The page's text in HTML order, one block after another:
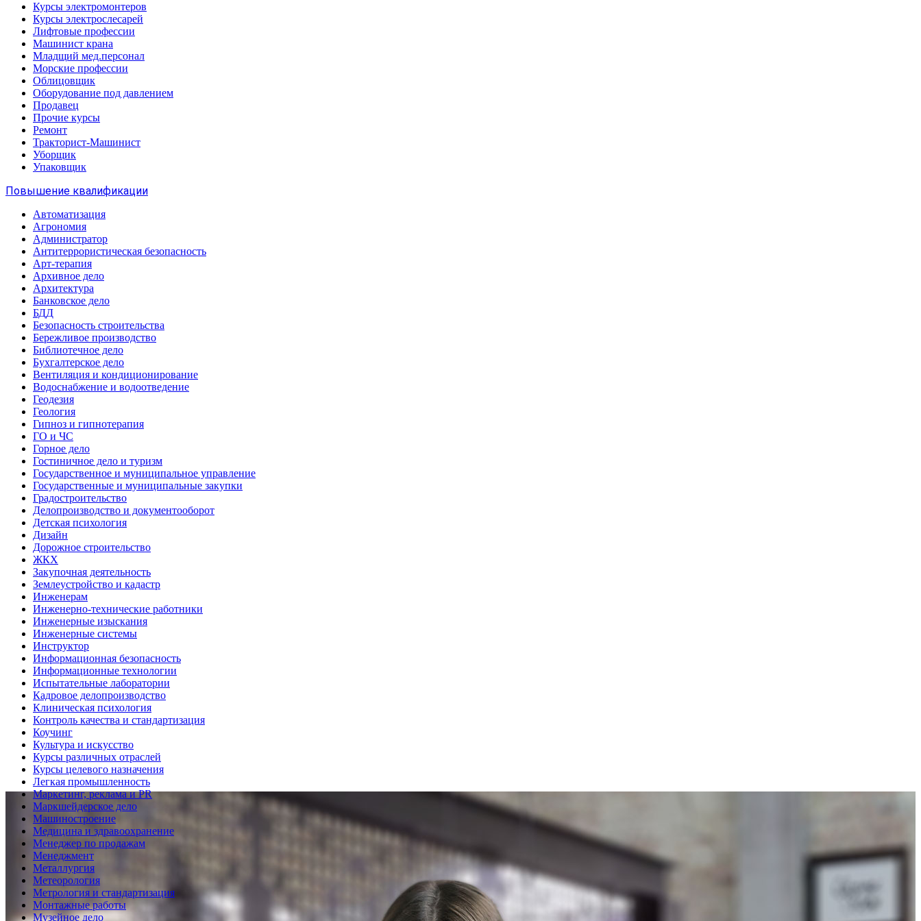
Курсы электромонтеров
Курсы электрослесарей
Лифтовые профессии
Машинист крана
Младщий мед.персонал
Морские профессии
Облицовщик
Оборудование под давлением
Продавец
Прочие курсы
Ремонт
Тракторист-Машинист
Уборщик
Упаковщик
Повышение квалификации
Автоматизация
Агрономия
Администратор
Антитеррористическая безопасность
Арт-терапия
Архивное дело
Архитектура
Банковское дело
БДД
Безопасность строительства
Бережливое производство
Библиотечное дело
Бухгалтерское дело
Вентиляция и кондиционирование
Водоснабжение и водоотведение
Геодезия
Геология
Гипноз и гипнотерапия
ГО и ЧС
Горное дело
Гостиничное дело и туризм
Государственное и муниципальное управление
Государственные и муниципальные закупки
Градостроительство
Делопроизводство и документооборот
Детская психология
Дизайн
Дорожное строительство
ЖКХ
Закупочная деятельность
Землеустройство и кадастр
Инженерам
Инженерно-технические работники
Инженерные изыскания
Инженерные системы
Инструктор
Информационная безопасность
Информационные технологии
Испытательные лаборатории
Кадровое делопроизводство
Клиническая психология
Контроль качества и стандартизация
Коучинг
Культура и искусство
Курсы различных отраслей
Курсы целевого назначения
Легкая промышленность
Маркетинг, реклама и PR
Маркшейдерское дело
Машиностроение
Медицина и здравоохранение
Менеджер по продажам
Менеджмент
Металлургия
Метеорология
Метрология и стандартизация
Монтажные работы
Музейное дело